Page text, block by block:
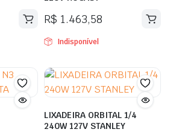
R$ 1.463,58
Indisponível
LIXADEIRA ORBITAL 1/4
240W 127V STANLEY